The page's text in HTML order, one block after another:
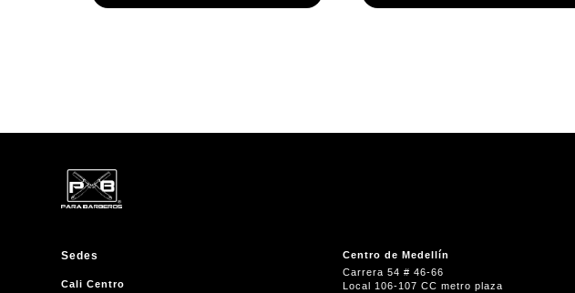
Sedes
Cali Centro
Centro de Medellín
Carrera 54 # 46-66
Local 106-107 CC metro plaza